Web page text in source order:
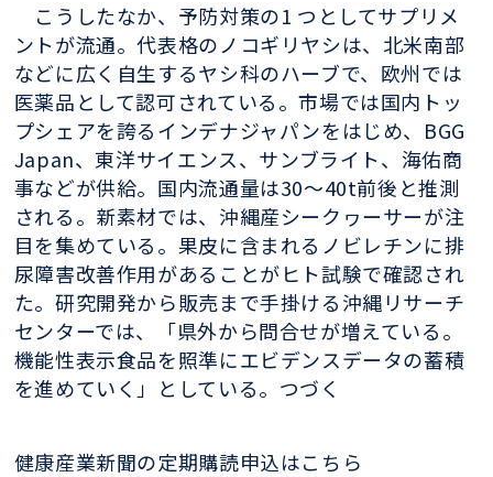
こうしたなか、予防対策の1 つとしてサプリメ
ントが流通。代表格のノコギリヤシは、北米南部
などに広く自生するヤシ科のハーブで、欧州では
医薬品として認可されている。市場では国内トッ
プシェアを誇るインデナジャパンをはじめ、BGG
Japan、東洋サイエンス、サンブライト、海佑商
事などが供給。国内流通量は30～40t前後と推測
される。新素材では、沖縄産シークヮーサーが注
目を集めている。果皮に含まれるノビレチンに排
尿障害改善作用があることがヒト試験で確認され
た。研究開発から販売まで手掛ける沖縄リサーチ
センターでは、「県外から問合せが増えている。
機能性表示食品を照準にエビデンスデータの蓄積
を進めていく」としている。つづく
健康産業新聞の定期購読申込はこちら